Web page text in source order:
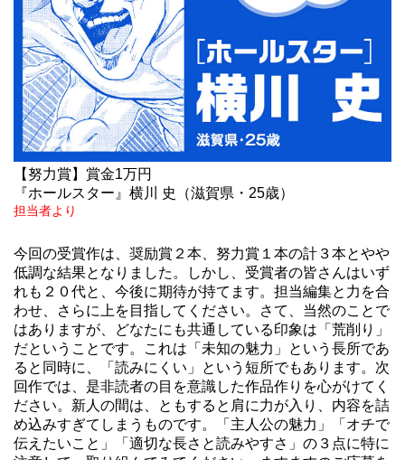
【努力賞】賞金1万円
『ホールスター』横川 史（滋賀県・25歳）
担当者より
今回の受賞作は、奨励賞２本、努力賞１本の計３本とやや
低調な結果となりました。しかし、受賞者の皆さんはいず
れも２０代と、今後に期待が持てます。担当編集と力を合
わせ、さらに上を目指してください。さて、当然のことで
はありますが、どなたにも共通している印象は「荒削り」
だということです。これは「未知の魅力」という長所であ
ると同時に、「読みにくい」という短所でもあります。次
回作では、是非読者の目を意識した作品作りを心がけてく
ださい。新人の間は、ともすると肩に力が入り、内容を詰
め込みすぎてしまうものです。「主人公の魅力」「オチで
伝えたいこと」「適切な長さと読みやすさ」の３点に特に